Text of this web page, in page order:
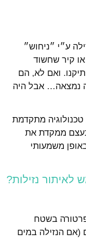
ע״י ״ניחוש״
קיר שחשוד
ואם לא, הם
נמצאה… אבל היה
מתקדמת
ממקדת את
משמעותי
לאיתור נזילות?
בשטח
הנזילה במים